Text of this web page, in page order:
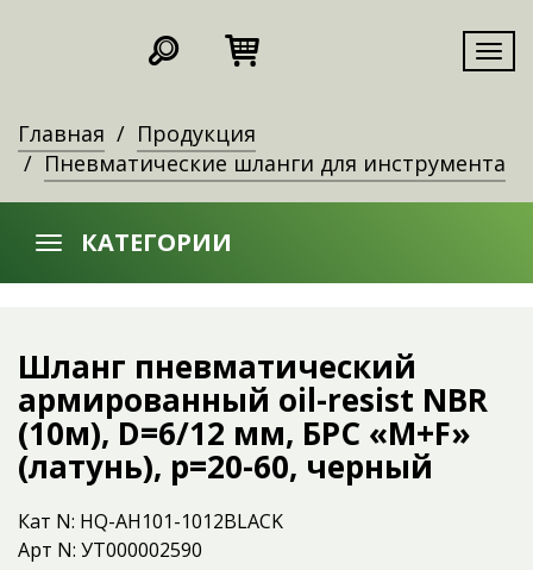
Главная
Продукция
Пневматические шланги для инструмента
КАТЕГОРИИ
Шланг пневматический
армированный oil-resist NBR
(10м), D=6/12 мм, БРС «M+F»
(латунь), p=20-60, черный
Кат N: HQ-AH101-1012BLACK
Арт N: УТ000002590